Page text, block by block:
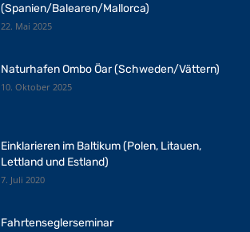
(Spanien/Balearen/Mallorca)
22. Mai 2025
Naturhafen Ombo Öar (Schweden/Vättern)
10. Oktober 2025
Einklarieren im Baltikum (Polen, Litauen,
Lettland und Estland)
7. Juli 2020
Fahrtenseglerseminar